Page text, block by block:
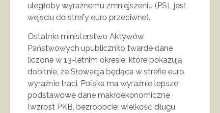
uległoby wyraźnemu zmniejszeniu (PSL jest
wejściu do strefy euro przeciwne).
Ostatnio ministerstwo Aktywów
Państwowych upubliczniło twarde dane
liczone w 13-letnim okresie, które pokazują
dobitnie, że Słowacja będąca w strefie euro
wyraźnie traci, Polska ma wyraźnie lepsze
podstawowe dane makroekonomiczne
(wzrost PKB, bezrobocie, wielkość długu